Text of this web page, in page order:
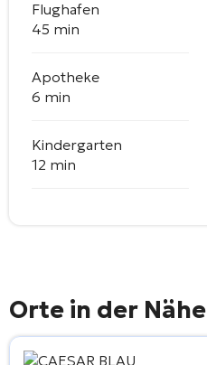
Flughafen
45 min
Apotheke
6 min
Kindergarten
12 min
Orte in der Nähe